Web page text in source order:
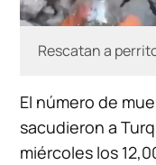
Rescatan a
El número de
sacudieron a
miércoles los